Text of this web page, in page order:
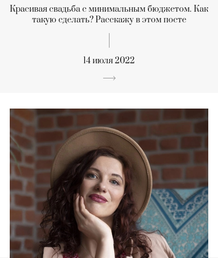
Красивая свадьба с минимальным бюджетом. Как
такую сделать? Расскажу в этом посте
14 июля 2022